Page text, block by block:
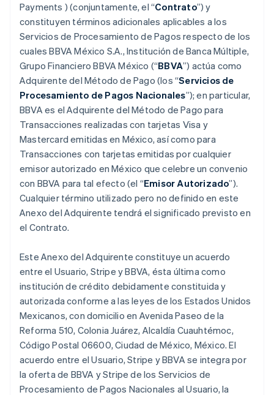
Payments ) (conjuntamente, el “Contrato”) y
constituyen términos adicionales aplicables a los
Servicios de Procesamiento de Pagos respecto de los
cuales BBVA México S.A., Institución de Banca Múltiple,
Grupo Financiero BBVA México (“BBVA”) actúa como
Adquirente del Método de Pago (los “Servicios de
Procesamiento de Pagos Nacionales”); en particular,
BBVA es el Adquirente del Método de Pago para
Transacciones realizadas con tarjetas Visa y
Mastercard emitidas en México, así como para
Transacciones con tarjetas emitidas por cualquier
emisor autorizado en México que celebre un convenio
con BBVA para tal efecto (el “Emisor Autorizado”).
Cualquier término utilizado pero no definido en este
Anexo del Adquirente tendrá el significado previsto en
el Contrato.
Este Anexo del Adquirente constituye un acuerdo
entre el Usuario, Stripe y BBVA, ésta última como
institución de crédito debidamente constituida y
autorizada conforme a las leyes de los Estados Unidos
Mexicanos, con domicilio en Avenida Paseo de la
Reforma 510, Colonia Juárez, Alcaldía Cuauhtémoc,
Código Postal 06600, Ciudad de México, México. El
acuerdo entre el Usuario, Stripe y BBVA se integra por
la oferta de BBVA y Stripe de los Servicios de
Procesamiento de Pagos Nacionales al Usuario, la